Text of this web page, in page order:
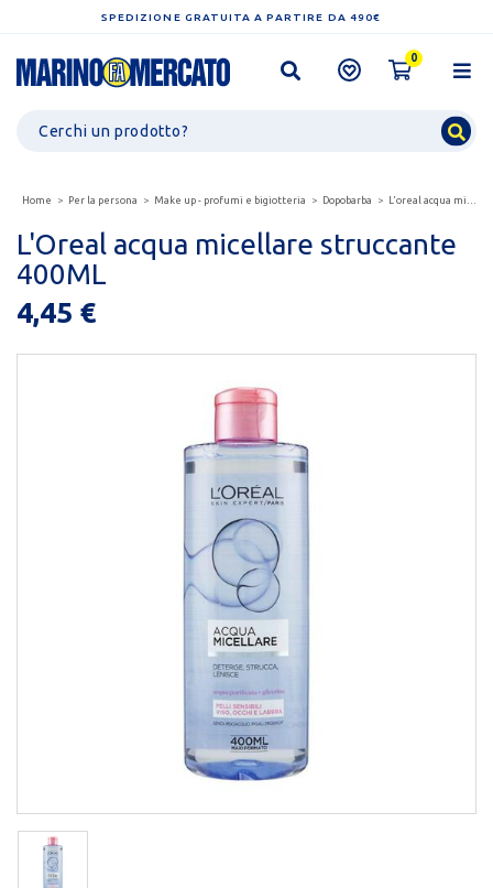
SPEDIZIONE GRATUITA A PARTIRE DA 490€
0
Home Per la persona Make up - profumi e bigiotteria Dopobarba L'oreal acqua micellare struccante 400ml
L'Oreal acqua micellare struccante
400ML
4,45 €